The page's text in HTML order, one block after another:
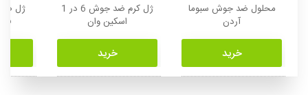
محلول ضد جوش سبوما
آردن
خرید
ژل کرم ضد جوش 6 در 1
اسکین وان
خرید
ژل